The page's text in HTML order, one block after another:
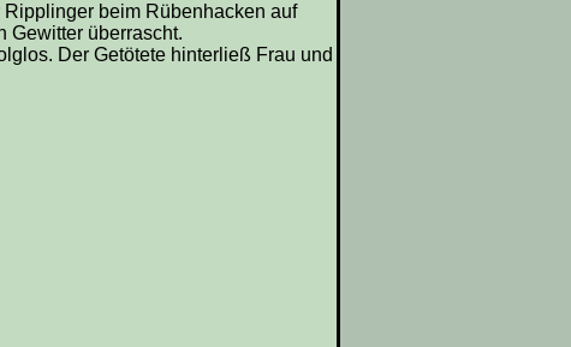
beim Rübenhacken auf
Gewitter überrascht.
Der Getötete hinterließ Frau und